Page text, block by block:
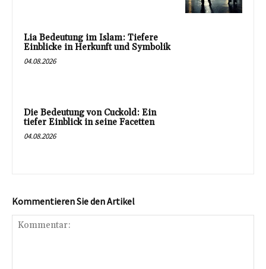
Lia Bedeutung im Islam: Tiefere
Einblicke in Herkunft und Symbolik
04.08.2026
Die Bedeutung von Cuckold: Ein
tiefer Einblick in seine Facetten
04.08.2026
Kommentieren Sie den Artikel